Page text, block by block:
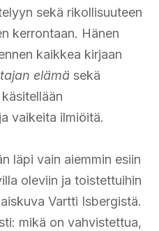
sekä rikollisuuteen
kerrontaan. Hänen
kaikkea kirjaan
elämä sekä
vaikeita ilmiöitä.
läpi vain aiemmin esiin
oleviin ja toistettuihin
Vartti Isbergistä.
mikä on vahvistettua,